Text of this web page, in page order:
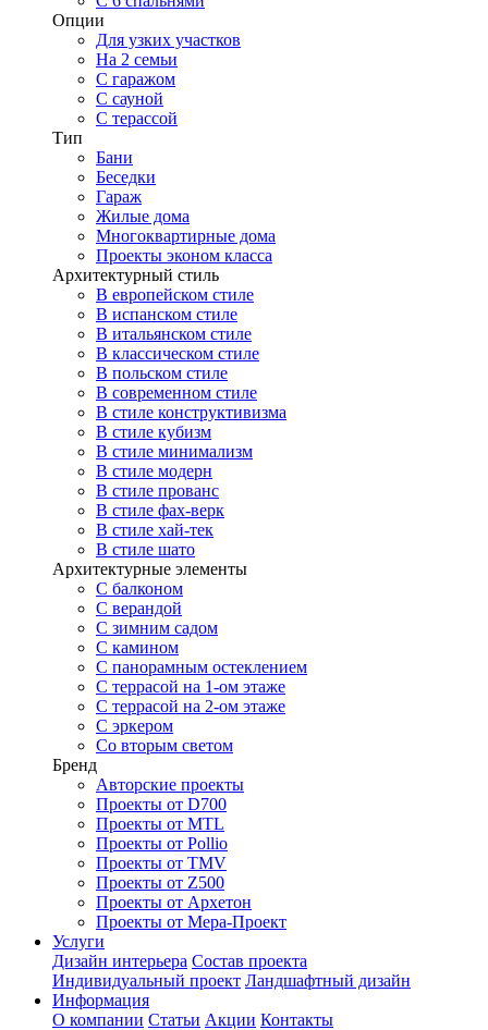
Опции
Для узких участков
На 2 семьи
С гаражом
С сауной
С терассой
Тип
Бани
Беседки
Гараж
Жилые дома
Многоквартирные дома
Проекты эконом класса
Архитектурный стиль
В европейском стиле
В испанском стиле
В итальянском стиле
В классическом стиле
В польском стиле
В современном стиле
В стиле конструктивизма
В стиле кубизм
В стиле минимализм
В стиле модерн
В стиле прованс
В стиле фах-верк
В стиле хай-тек
В стиле шато
Архитектурные элементы
С балконом
С верандой
С зимним садом
С камином
С панорамным остеклением
С террасой на 1-ом этаже
С террасой на 2-ом этаже
С эркером
Со вторым светом
Бренд
Авторские проекты
Проекты от D700
Проекты от MTL
Проекты от Pollio
Проекты от TMV
Проекты от Z500
Проекты от Архетон
Проекты от Мера-Проект
Услуги
Дизайн интерьера Состав проекта
Индивидуальный проект Ландшафтный дизайн
Информация
О компании Статьи Акции Контакты